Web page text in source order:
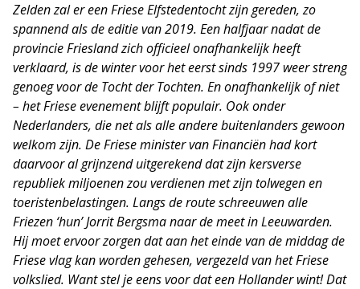
Zelden zal er een Friese Elfstedentocht zijn gereden, zo
spannendals de editie van 2019. Een halfjaar nadat de
provincie Friesland zich officieel onafhankelijk heeft
verklaard, is de winter voor het eerst sinds 1997 weer streng
genoeg voor de Tocht der Tochten. En onafhankelijk of niet
– het Friese evenement blijft populair. Ook onder
Nederlanders, die net als alle andere buitenlanders gewoon
welkom zijn. De Friese minister van Financiën had kort
daarvoor al grijnzend uitgerekend datzijn kersverse
republiek miljoenen zou verdienen met zijn tolwegen en
toeristenbelastingen. Langs de route schreeuwen alle
Friezen ‘hun’Jorrit Bergsma naar demeet in Leeuwarden.
Hij moet ervoor zorgen dat aan het einde van de middag de
Friese vlag kan wordengehesen, vergezeldvanhet Friese
volkslied. Want stel jeeensvoor dat een Hollander wint!Dat